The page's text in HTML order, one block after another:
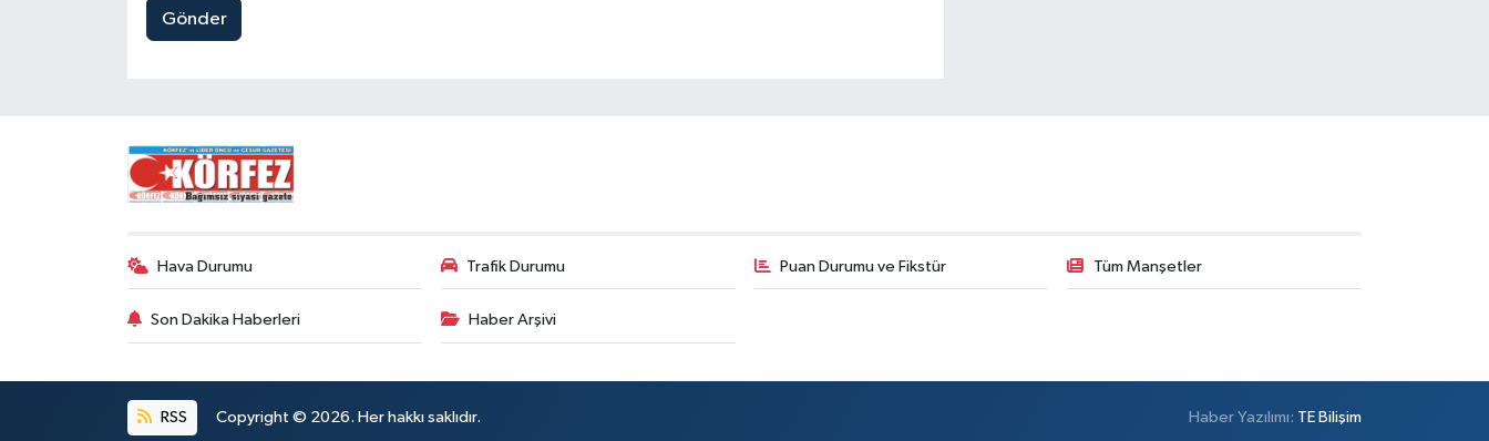
Gönder
Hava Durumu Trafik Durumu Puan Durumu ve Fikstür Tüm Manşetler
Son Dakika Haberleri Haber Arşivi
RSS Copyright © 2026. Her hakkı saklıdır. Haber Yazılımı: TE Bilişim